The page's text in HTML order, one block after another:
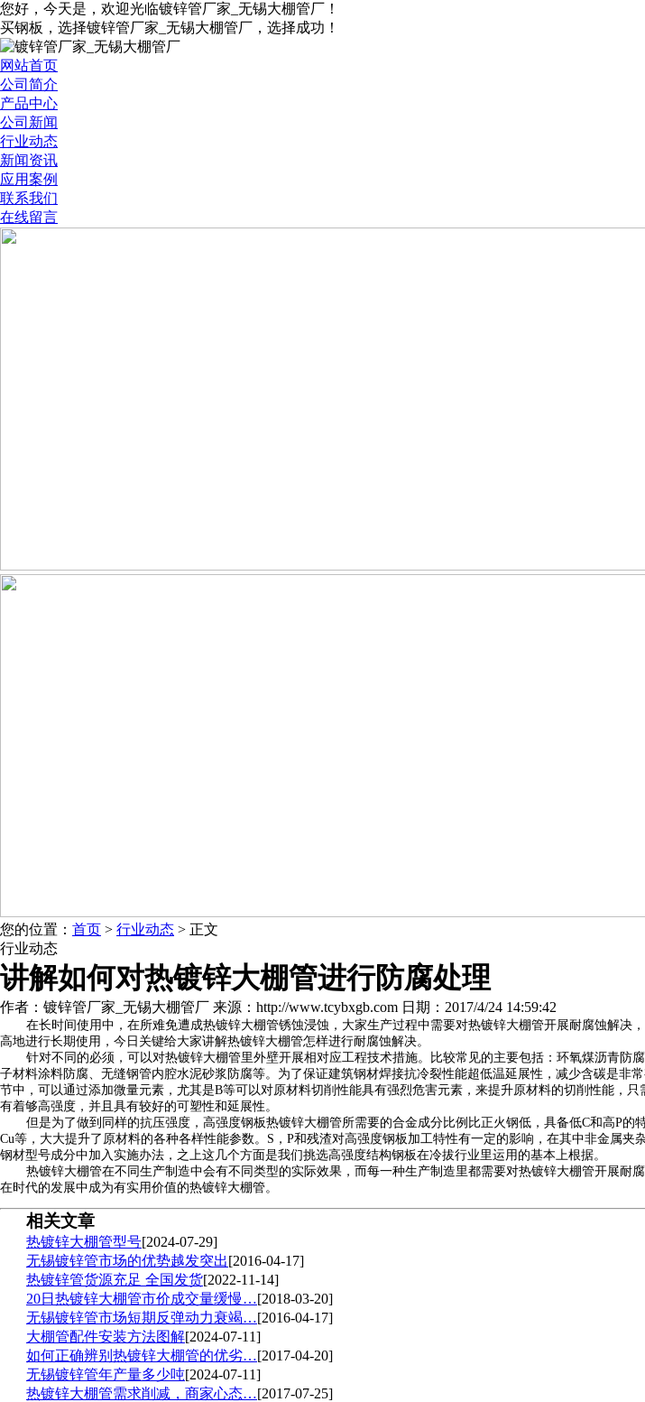
您好，今天是 ，欢迎光临镀锌管厂家_无锡大棚管厂！
买钢板，选择镀锌管厂家_无锡大棚管厂，选择成功！
网站首页
公司简介
产品中心
公司新闻
行业动态
新闻资讯
应用案例
联系我们
在线留言
您的位置： 首页 > 行业动态 > 正文
行业动态
讲解如何对热镀锌大棚管进行防腐处理
作者：镀锌管厂家_无锡大棚管厂 来源：http://www.tcybxgb.com 日期：2017/4/24 14:59:42
在长时间使用中，在所难免遭成热镀锌大棚管锈蚀浸蚀，大家生产过程中需要对热镀锌大棚管开展耐腐蚀解
高地进行长期使用，今日关键给大家讲解热镀锌大棚管怎样进行耐腐蚀解决。
针对不同的必须，可以对热镀锌大棚管里外壁开展相对应工程技术措施。比较常见的主要包括：环氧煤沥青
子材料涂料防腐、无缝钢管内腔水泥砂浆防腐等。为了保证建筑钢材焊接抗冷裂性能超低温延展性，减少含碳是
节中，可以通过添加微量元素，尤其是B等可以对原材料切削性能具有强烈危害元素，来提升原材料的切削性能，
有着够高强度，并且具有较好的可塑性和延展性。
但是为了做到同样的抗压强度，高强度钢板热镀锌大棚管所需要的合金成分比例比正火钢低，具备低C和高P
Cu等，大大提升了原材料的各种各样性能参数。S，P和残渣对高强度钢板加工特性有一定的影响，在其中非金属
钢材型号成分中加入实施办法，之上这几个方面是我们挑选高强度结构钢板在冷拔行业里运用的基本上根据。
热镀锌大棚管在不同生产制造中会有不同类型的实际效果，而每一种生产制造里都需要对热镀锌大棚管开展
在时代的发展中成为有实用价值的热镀锌大棚管。
相关文章
热镀锌大棚管型号[2024-07-29]
无锡镀锌管市场的优势越发突出[2016-04-17]
热镀锌管货源充足 全国发货[2022-11-14]
20日热镀锌大棚管市价成交量缓慢…[2018-03-20]
无锡镀锌管市场短期反弹动力衰竭…[2016-04-17]
大棚管配件安装方法图解[2024-07-11]
如何正确辨别热镀锌大棚管的优劣…[2017-04-20]
无锡镀锌管年产量多少吨[2024-07-11]
热镀锌大棚管需求削减，商家心态…[2017-07-25]